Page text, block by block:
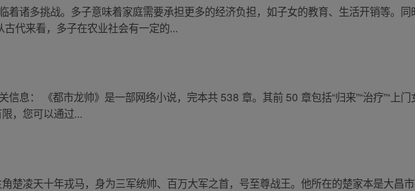
着诸多挑战。多子意味着家庭需要承担更多的经济负担，如子女的教育、生活开销等。
代来看，多子在农业社会有一定的...
信息： 《都市龙帅》是一部网络小说，完本共 538 章。其前 50 章包括“归来”“治疗”“上门
，您可以通过...
楚凌天十年戎马，身为三军统帅、百万大军之首，号至尊战王。他所在的楚家本是大昌